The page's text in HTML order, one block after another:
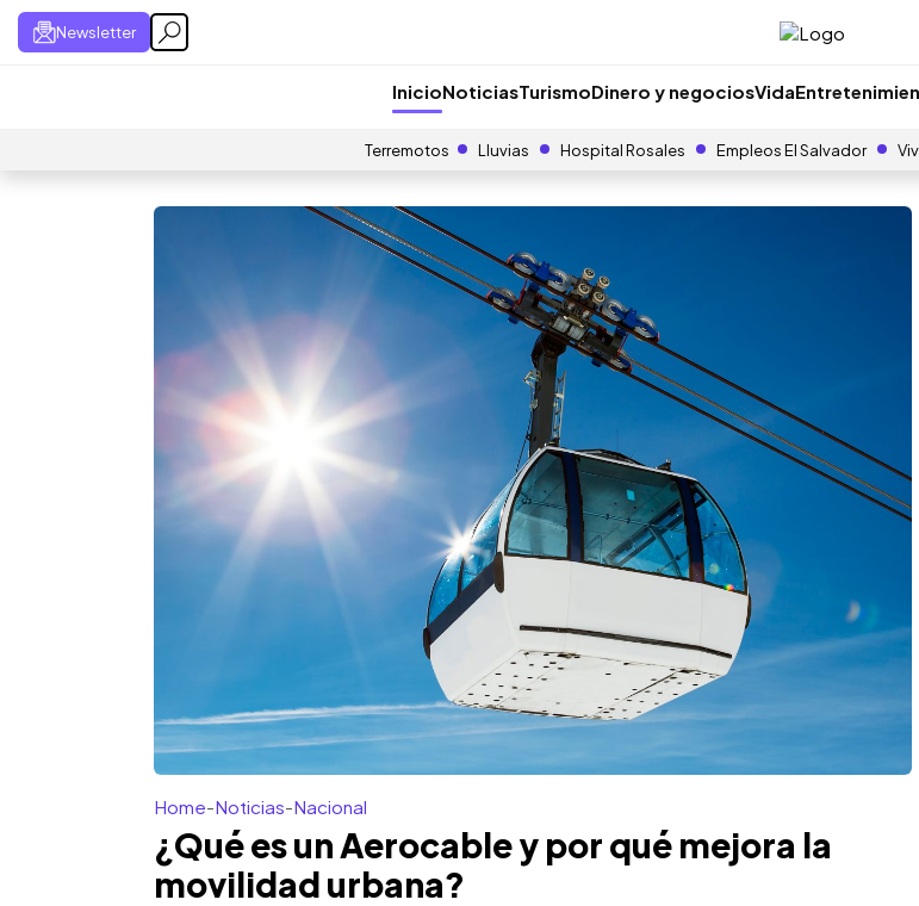
Newsletter
InicioNoticiasTurismoDinero y negociosVida
Terremotos Lluvias Hospital Rosales Empleos El Salvador
Home-Noticias-Nacional
¿Qué es un Aerocable y por qué mejora la
movilidad urbana?